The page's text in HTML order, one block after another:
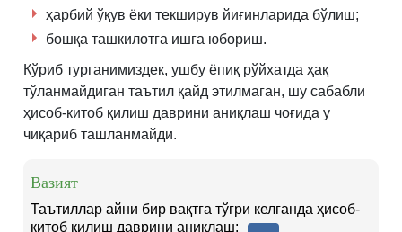
б.
ҳарбий ўқув ёки текширув йиғинларида бўлиш;
бошқа ташкилотга ишга юбориш.
Кўриб турганимиздек, ушбу ёпиқ рўйхатда ҳақ
тўланмайдиган таътил қайд этилмаган, шу сабабли
ҳисоб-китоб қилиш даврини аниқлаш чоғида у
чиқариб ташланмайди.
Вазият
Таътиллар айни бир вақтга тўғри келганда ҳисоб-
китоб қилиш даврини аниқлаш: